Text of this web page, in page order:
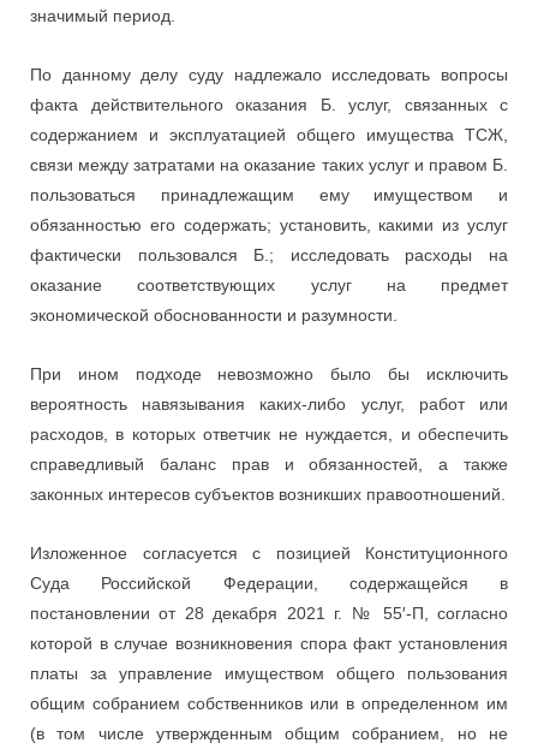
значимый период.
По данному делу суду надлежало исследовать вопросы
факта действительного оказания Б. услуг, связанных с
содержанием и эксплуатацией общего имущества ТСЖ,
связи между затратами на оказание таких услуг и правом Б.
пользоваться принадлежащим ему имуществом и
обязанностью его содержать; установить, какими из услуг
фактически пользовался Б.; исследовать расходы на
оказание соответствующих услуг на предмет
экономической обоснованности и разумности.
При ином подходе невозможно было бы исключить
вероятность навязывания каких-либо услуг, работ или
расходов, в которых ответчик не нуждается, и обеспечить
справедливый баланс прав и обязанностей, а также
законных интересов субъектов возникших правоотношений.
Изложенное согласуется с позицией Конституционного
Суда Российской Федерации, содержащейся в
постановлении от 28 декабря 2021 г. № 55′-П, согласно
которой в случае возникновения спора факт установления
платы за управление имуществом общего пользования
общим собранием собственников или в определенном им
(в том числе утвержденным общим собранием, но не